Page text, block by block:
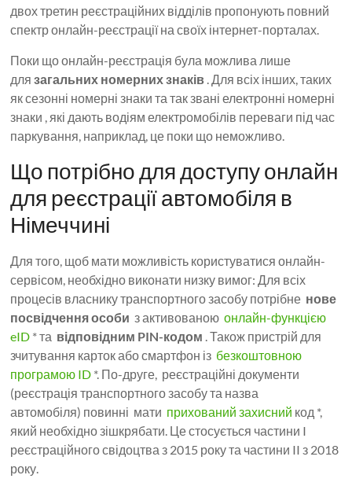
двох третин реєстраційних відділів пропонують повний
спектр онлайн-реєстрації на своїх інтернет-порталах.
Поки що онлайн-реєстрація була можлива лише
длязагальних номерних знаків . Для всіх інших, таких
як сезонні номерні знаки та так звані електронні номерні
знаки , які дають водіям електромобілів переваги під час
паркування, наприклад, це поки що неможливо.
Що потрібно для доступу онлайн
для реєстрації автомобіля в
Німеччині
Для того, щоб мати можливість користуватися онлайн-
сервісом, необхідно виконати низку вимог: Для всіх
процесів власнику транспортного засобу потрібне нове
посвідчення особи з активованоюонлайн-функцією
eID * та відповідним PIN-кодом . Також пристрій для
зчитування карток або смартфон із безкоштовною
програмою ID *. По-друге, реєстраційні документи
(реєстрація транспортного засобу та назва
автомобіля) повинні мати прихований захисний код *,
який необхідно зішкрябати. Це стосується частини I
реєстраційного свідоцтва з 2015 року та частини II з 2018
року.